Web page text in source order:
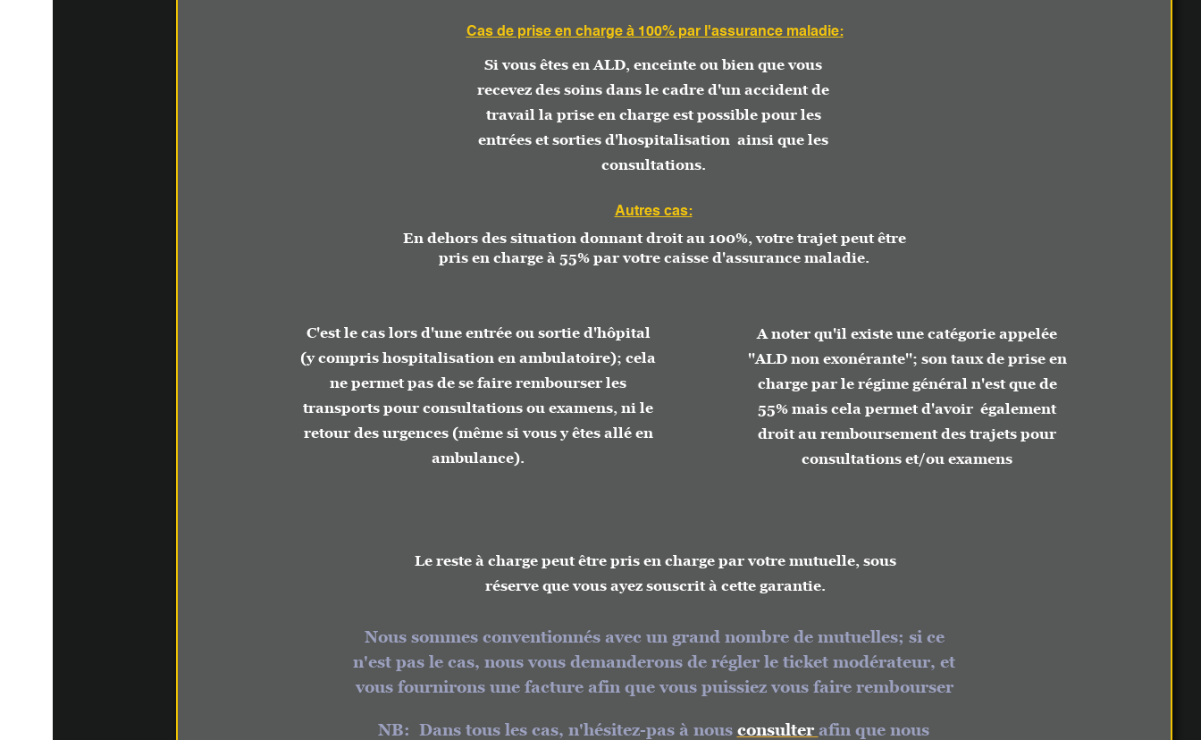
Cas de prise en charge à 100% par l'assurance maladie:
Si vous êtes en ALD, enceinte ou bien que vous
recevez des soins dans le cadre d'un accident de
travail la prise en charge est possible pour les
entrées et sorties d'hospitalisation ainsi que les
consultations.
Autres cas:
En dehors des situation donnant droit au 100%, votre trajet peut être
pris en charge à 55% par votre caisse d'assurance maladie.
C'est le cas lors d'une entrée ou sortie d'hôpital
(y compris hospitalisation en ambulatoire); cela
ne permet pas de se faire rembourser les
transports pour consultations ou examens, ni le
retour des urgences (même si vous y êtes allé en
ambulance).
A noter qu'il existe une catégorie appelée
''ALD non exonérante''; son taux de prise en
charge par le régime général n'est que de
55% mais cela permet d'avoir également
droit au remboursement des trajets pour
consultations et/ou examens
Le reste à charge peut être pris en charge par votre mutuelle, sous
réserve que vous ayez souscrit à cette garantie.
Nous sommes conventionnés avec un grand nombre de mutuelles; si ce
n'est pas le cas, nous vous demanderons de régler le ticket modérateur, et
vous fournirons une facture afin que vous puissiez vous faire rembourser
NB: Dans tous les cas, n'hésitez-pas à nousconsulterafin que nous